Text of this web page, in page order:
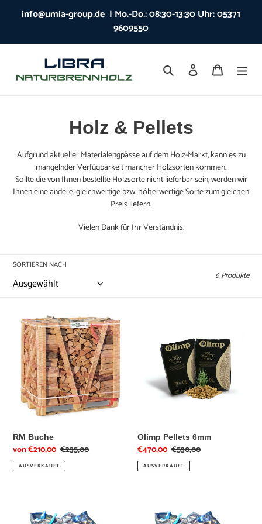
info@umia-group.de ‬ | Mo.-Do.: 08:30-13:30 Uhr: 05371
9609550
Suchen Einloggen Warenkorb
K
a
t
e
:
Holz & Pellets
Aufgrund aktueller Materialengpässe auf dem Holz-Markt, kann es zu
mangelnder Verfügbarkeit mancher Holzsorten kommen.
Sollte die von Ihnen bestellte Holzsorte nicht lieferbar sein, werden wir
Ihnen eine andere, gleichwertige bzw. höherwertige Sorte zum gleichen
Preis liefern.
Vielen Dank für Ihr Verständnis.
SORTIEREN NACH
6 Produkte
RM
Buche
RM Buche
Sonderpreis
von €210,00 Normaler
Preis
€235,00
AUSVERKAUFT
Olimp Pellets 6mm
Sonderpreis
€470,00 Normaler
Preis
€530,00
AUSVERKAUFT
Holz-
Eiche